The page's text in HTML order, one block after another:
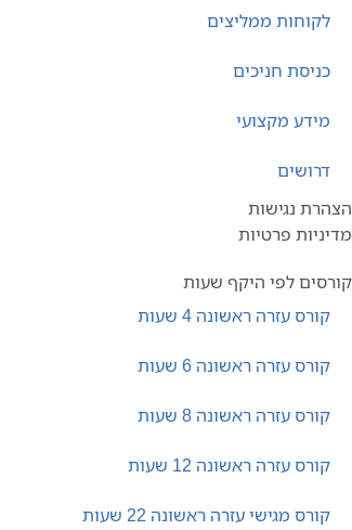
לקוחות ממליצים
כניסת חניכים
מידע מקצועי
דרושים
הצהרת נגישות
מדיניות פרטיות
קורסים לפי היקף שעות
קורס עזרה ראשונה 4 שעות
קורס עזרה ראשונה 6 שעות
קורס עזרה ראשונה 8 שעות
קורס עזרה ראשונה 12 שעות
קורס מגישי עזרה ראשונה 22 שעות